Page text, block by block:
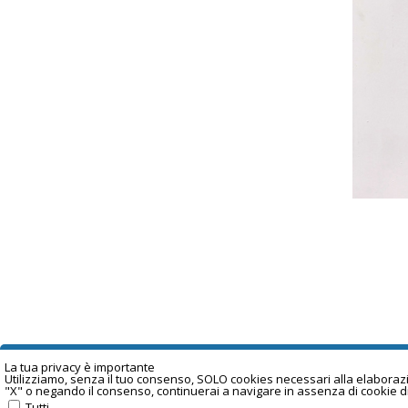
La tua privacy è importante
Utilizziamo, senza il tuo consenso, SOLO cookies necessari alla
"X" o negando il consenso, continuerai a navigare in assenza di cookie